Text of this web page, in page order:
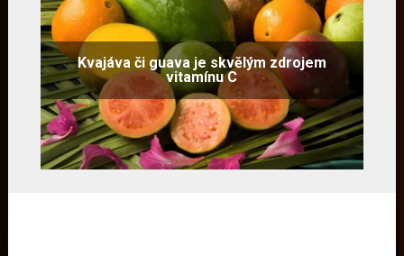
Kvajáva či guava je skvělým zdrojem
vitamínu C